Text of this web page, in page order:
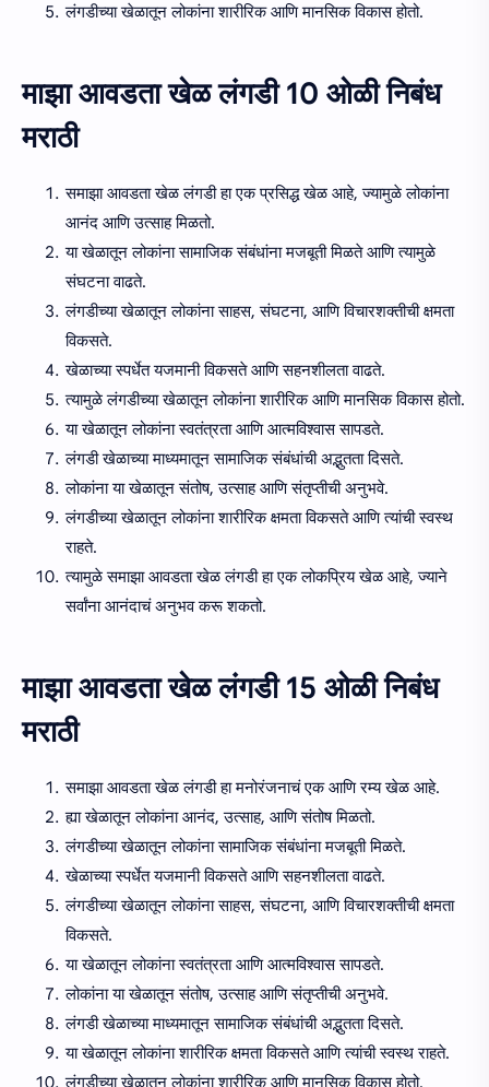
लंगडीच्या खेळातून लोकांना शारीरिक आणि मानसिक विकास होतो.
माझा आवडता खेळ लंगडी 10 ओळी निबंध
मराठी
समाझा आवडता खेळ लंगडी हा एक प्रसिद्ध खेळ आहे, ज्यामुळे लोकांना
आनंद आणि उत्साह मिळतो.
या खेळातून लोकांना सामाजिक संबंधांना मजबूती मिळते आणि त्यामुळे
संघटना वाढते.
लंगडीच्या खेळातून लोकांना साहस, संघटना, आणि विचारशक्तीची क्षमता
विकसते.
खेळाच्या स्पर्धेत यजमानी विकसते आणि सहनशीलता वाढते.
त्यामुळे लंगडीच्या खेळातून लोकांना शारीरिक आणि मानसिक विकास होतो.
या खेळातून लोकांना स्वतंत्रता आणि आत्मविश्वास सापडते.
लंगडी खेळाच्या माध्यमातून सामाजिक संबंधांची अद्भुतता दिसते.
लोकांना या खेळातून संतोष, उत्साह आणि संतृप्तीची अनुभवे.
लंगडीच्या खेळातून लोकांना शारीरिक क्षमता विकसते आणि त्यांची स्वस्थ
राहते.
त्यामुळे समाझा आवडता खेळ लंगडी हा एक लोकप्रिय खेळ आहे, ज्याने
सर्वांना आनंदाचं अनुभव करू शकतो.
माझा आवडता खेळ लंगडी 15 ओळी निबंध
मराठी
समाझा आवडता खेळ लंगडी हा मनोरंजनाचं एक आणि रम्य खेळ आहे.
ह्या खेळातून लोकांना आनंद, उत्साह, आणि संतोष मिळतो.
लंगडीच्या खेळातून लोकांना सामाजिक संबंधांना मजबूती मिळते.
खेळाच्या स्पर्धेत यजमानी विकसते आणि सहनशीलता वाढते.
लंगडीच्या खेळातून लोकांना साहस, संघटना, आणि विचारशक्तीची क्षमता
विकसते.
या खेळातून लोकांना स्वतंत्रता आणि आत्मविश्वास सापडते.
लोकांना या खेळातून संतोष, उत्साह आणि संतृप्तीची अनुभवे.
लंगडी खेळाच्या माध्यमातून सामाजिक संबंधांची अद्भुतता दिसते.
या खेळातून लोकांना शारीरिक क्षमता विकसते आणि त्यांची स्वस्थ राहते.
लंगडीच्या खेळातून लोकांना शारीरिक आणि मानसिक विकास होतो.